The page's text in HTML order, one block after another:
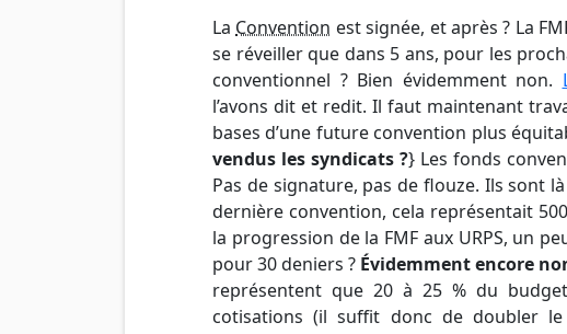
La Convention est signée, et après ? La
se réveiller que dans 5 ans, pour les
conventionnel ? Bien évidemment non.
l’avons dit et redit. Il faut maintenant
bases d’une future convention plus
vendus les syndicats ?} Les fonds
Pas de signature, pas de flouze. Ils sont
dernière convention, cela représentait
la progression de la FMF aux URPS, un
pour 30 deniers ? Évidemment encore
représentent que 20 à 25 % du
cotisations (il suffit donc de doubler